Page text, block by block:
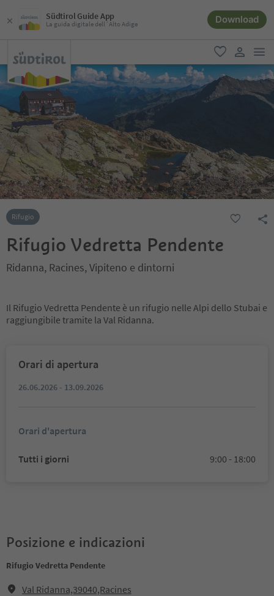
Südtirol Guide App
La guida digitale dell´Alto Adige Download
favoriti
user link
Rifugio
Rifugio Vedretta Pendente
Ridanna, Racines, Vipiteno e dintorni
Il Rifugio Vedretta Pendente è un rifugio nelle Alpi dello Stubai e
raggiungibile tramite la Val Ridanna.
Orari di apertura
26.06.2026 - 13.09.2026
Orari d'apertura
Tutti i giorni 9:00 - 18:00
Posizione e indicazioni
Rifugio Vedretta Pendente
Val Ridanna,39040,Racines